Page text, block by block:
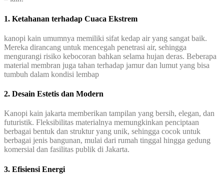
1. Ketahanan terhadap Cuaca Ekstrem
kanopi kain umumnya memiliki sifat kedap air yang sangat baik.
Mereka dirancang untuk mencegah penetrasi air, sehingga
mengurangi risiko kebocoran bahkan selama hujan deras. Beberapa
material membran juga tahan terhadap jamur dan lumut yang bisa
tumbuh dalam kondisi lembap
2. Desain Estetis dan Modern
Kanopi kain jakarta memberikan tampilan yang bersih, elegan, dan
futuristik. Fleksibilitas materialnya memungkinkan penciptaan
berbagai bentuk dan struktur yang unik, sehingga cocok untuk
berbagai jenis bangunan, mulai dari rumah tinggal hingga gedung
komersial dan fasilitas publik di Jakarta.
3. Efisiensi Energi